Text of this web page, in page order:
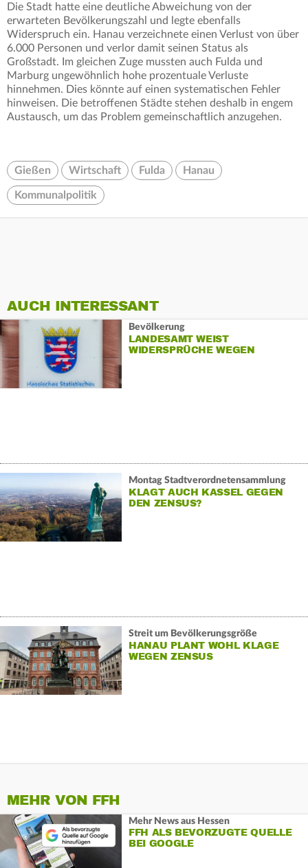
Die Stadt hatte eine deutliche Abweichung von der
erwarteten Bevölkerungszahl und legte ebenfalls
Widerspruch ein. Hanau verzeichnete einen Verlust von über
6.000 Personen und verlor damit seinen Status als
Großstadt. Im gleichen Zuge mussten auch Fulda und
Marburg ungewöhnlich hohe prozentuale Verluste
hinnehmen. Dies könnte auf einen systematischen Fehler
hinweisen. Die betroffenen Städte stehen deshalb in engem
Austausch, um das Problem gemeinschaftlich anzugehen.
Gießen Wirtschaft Fulda Hanau
Kommunalpolitik
AUCH INTERESSANT
Bevölkerung
LANDESAMT WEIST
WIDERSPRÜCHE WEGEN
Montag Stadtverordnetensammlung
KLAGT AUCH KASSEL GEGEN
DEN ZENSUS?
Streit um Bevölkerungsgröße
HANAU PLANT WOHL KLAGE
WEGEN ZENSUS
MEHR VON FFH
Mehr News aus Hessen
FFH ALS BEVORZUGTE QUELLE
BEI GOOGLE